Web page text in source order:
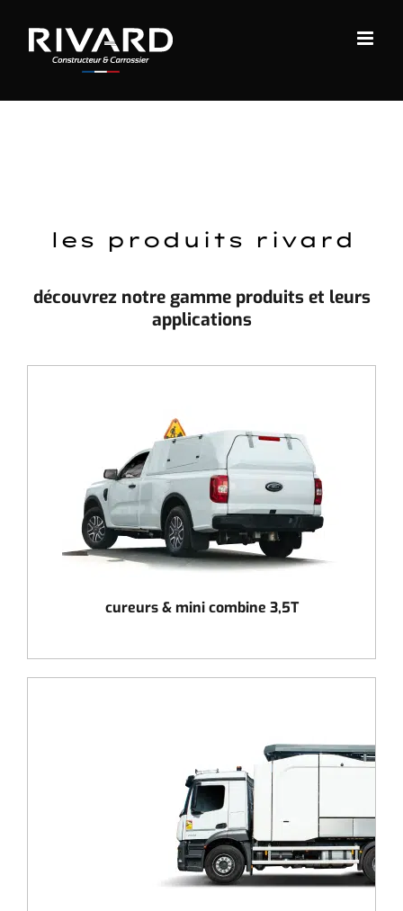
contenu
les produits rivard
découvrez notre gamme produits et leurs
applications
cureurs & mini combine 3,5T